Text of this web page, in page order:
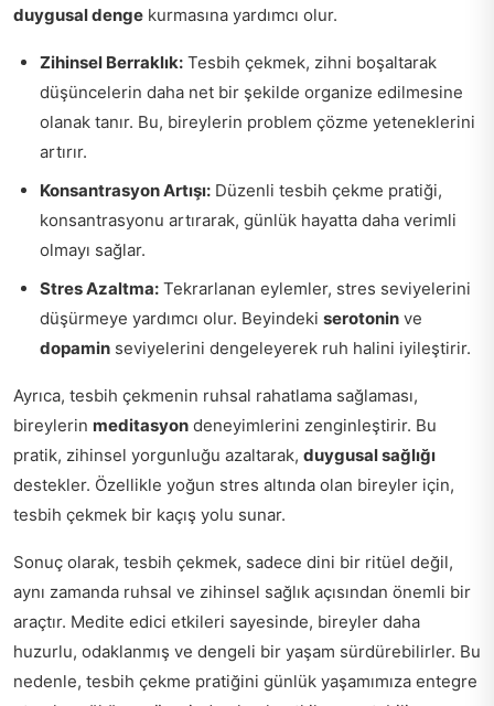
duygusal denge kurmasına yardımcı olur.
Zihinsel Berraklık: Tesbih çekmek, zihni boşaltarak
düşüncelerin daha net bir şekilde organize edilmesine
olanak tanır. Bu, bireylerin problem çözme yeteneklerini
artırır.
Konsantrasyon Artışı: Düzenli tesbih çekme pratiği,
konsantrasyonu artırarak, günlük hayatta daha verimli
olmayı sağlar.
Stres Azaltma: Tekrarlanan eylemler, stres seviyelerini
düşürmeye yardımcı olur. Beyindeki serotonin ve
dopamin seviyelerini dengeleyerek ruh halini iyileştirir.
Ayrıca, tesbih çekmenin ruhsal rahatlama sağlaması,
bireylerin meditasyon deneyimlerini zenginleştirir. Bu
pratik, zihinsel yorgunluğu azaltarak, duygusal sağlığı
destekler. Özellikle yoğun stres altında olan bireyler için,
tesbih çekmek bir kaçış yolu sunar.
Sonuç olarak, tesbih çekmek, sadece dini bir ritüel değil,
aynı zamanda ruhsal ve zihinsel sağlık açısından önemli bir
araçtır. Medite edici etkileri sayesinde, bireyler daha
huzurlu, odaklanmış ve dengeli bir yaşam sürdürebilirler. Bu
nedenle, tesbih çekme pratiğini günlük yaşamımıza entegre